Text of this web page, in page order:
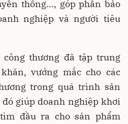
thống..., góp phần bảo
nghiệp và người tiêu
công thương đã tập trung
vướng mắc cho các
trong quá trình sản
giúp doanh nghiệp khơi
đầu ra cho sản phẩm